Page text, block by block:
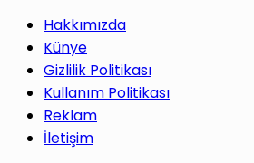
Hakkımızda
Künye
Gizlilik Politikası
Kullanım Politikası
Reklam
İletişim